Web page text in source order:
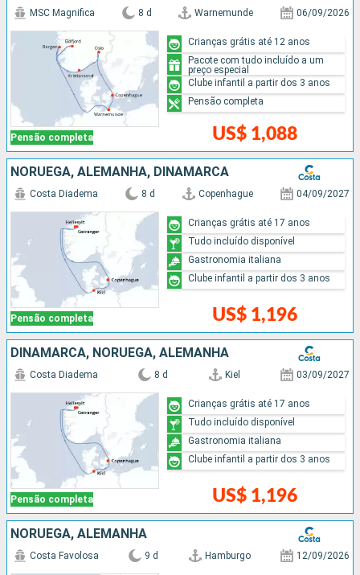
Pensão completa
MSC Magnifica 8 d Warnemunde 06/09/2026
US$ 1,088
Crianças grátis até 12 anos
Pacote com tudo incluído a um
preço especial
Clube infantil a partir dos 3 anos
Pensão completa
NORUEGA, ALEMANHA, DINAMARCA
Pensão completa
Costa Diadema 8 d Copenhague 04/09/2027
US$ 1,196
Crianças grátis até 17 anos
Tudo incluído disponível
Gastronomia italiana
Clube infantil a partir dos 3 anos
DINAMARCA, NORUEGA, ALEMANHA
Pensão completa
Costa Diadema 8 d Kiel 03/09/2027
US$ 1,196
Crianças grátis até 17 anos
Tudo incluído disponível
Gastronomia italiana
Clube infantil a partir dos 3 anos
NORUEGA, ALEMANHA
Costa Favolosa 9 d Hamburgo 12/09/2026